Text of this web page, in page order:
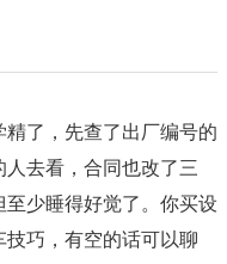
了，先查了出厂编号的
去看，合同也改了三
少睡得好觉了。你买设
巧，有空的话可以聊